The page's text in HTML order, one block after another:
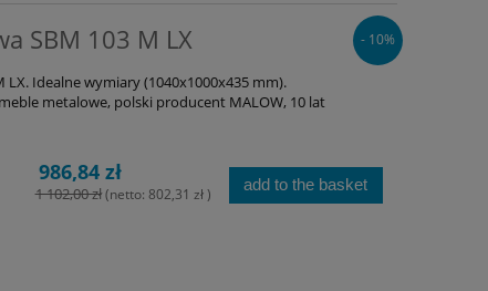
SBM 103 M LX
LX. Idealne wymiary (1040x1000x435 mm).
metalowe, polski producent MALOW, 10 lat
986,84 zł
1 102,00 zł (netto: 802,31 zł ) add to the basket
- 10%